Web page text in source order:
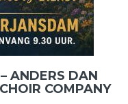
ANDERS DAN
COMPANY